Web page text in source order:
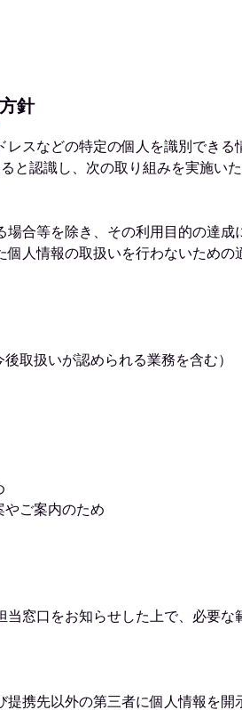
針
スなどの特定の個人を識別できる
と認識し、次の取り組みを実施いた
合等を除き、その利用目的の達成
人情報の取扱いを行わないための
取扱いが認められる業務を含む）
ご案内のため
窓口をお知らせした上で、必要な
携先以外の第三者に個人情報を開